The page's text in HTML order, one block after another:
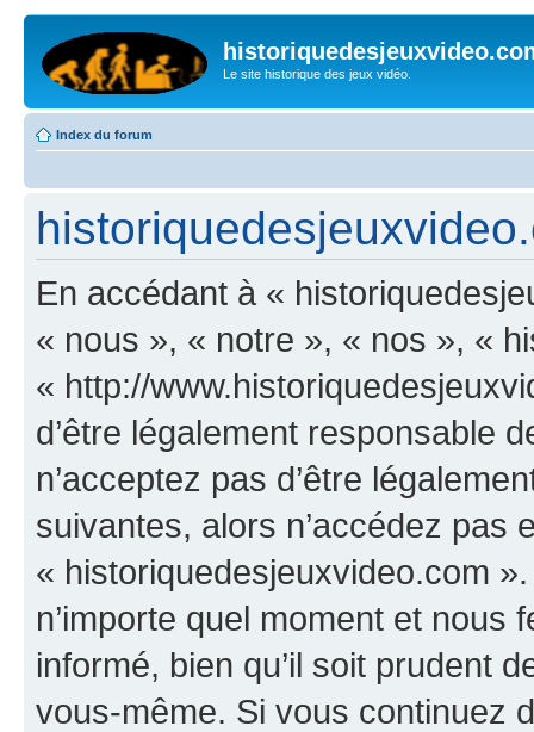
Le site historique des jeux vidéo.
Index du forum
En accédant à «
« nous », « notre », « nos », «
« http://
d’être légalement responsable
n’acceptez pas d’être
suivantes, alors n’accédez pas
« historiquedesjeuxvideo.com
n’importe quel moment et
informé, bien qu’il soit prudent
vous-même. Si vous continuez